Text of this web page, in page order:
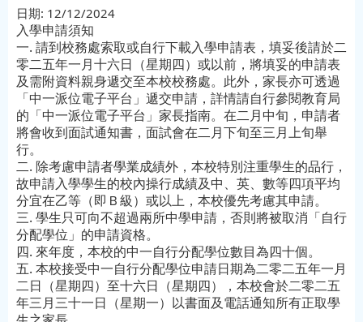
日期: 12/12/2024
入學申請須知
一. 請到校務處索取或自行下載入學申請表，填妥後請於二
零二五年一月十六日（星期四）或以前，將填妥的申請表
及需附資料親身遞交至本校校務處。此外，家長亦可透過
「中一派位電子平台」遞交申請，詳情請自行參閱教育局
的「中一派位電子平台」家長指南。在二月中旬，申請者
將會收到面試通知書，面試會在二月下旬至三月上旬舉
行。
二. 除考慮申請者學業成績外，本校特別注重學生的品行，
故申請入學學生的校內操行成績及中、英、數等四項平均
分宜在乙等（即Ｂ級）或以上，本校優先考慮其申請。
三. 學生只可向不超過兩所中學申請，否則將被取消「自行
分配學位」的申請資格。
四. 來年度，本校的中一自行分配學位數目為四十個。
五. 本校接受中一自行分配學位申請日期為二零二五年一月
二日（星期四）至十六日（星期四），本校會於二零二五
年三月三十一日（星期一）以書面及電話通知所有正取學